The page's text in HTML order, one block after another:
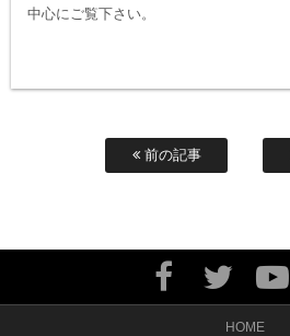
中心にご覧下さい。
前の記事
HOME